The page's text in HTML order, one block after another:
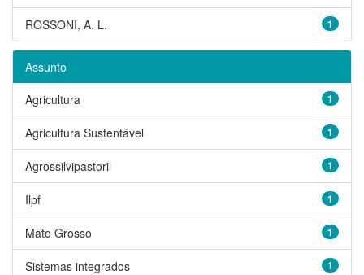
1
ROSSONI, A. L.
Assunto
1
Agricultura
1
Agricultura Sustentável
1
Agrossilvipastoril
1
Ilpf
1
Mato Grosso
1
Sistemas integrados